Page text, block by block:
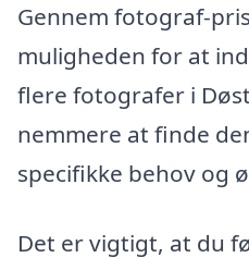
Gennem fotograf-
muligheden for at
flere fotografer i
nemmere at finde
specifikke behov og
Det er vigtigt, at du